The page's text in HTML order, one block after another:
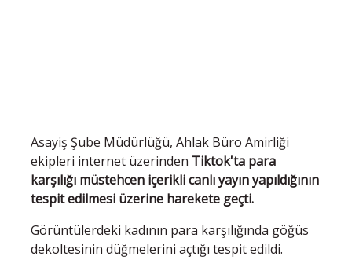
Asayiş Şube Müdürlüğü, Ahlak Büro Amirliği
ekipleri internet üzerinden Tiktok'ta para
karşılığı müstehcen içerikli canlı yayın yapıldığının
tespit edilmesi üzerine harekete geçti.
Görüntülerdeki kadının para karşılığında göğüs
dekoltesinin düğmelerini açtığı tespit edildi.